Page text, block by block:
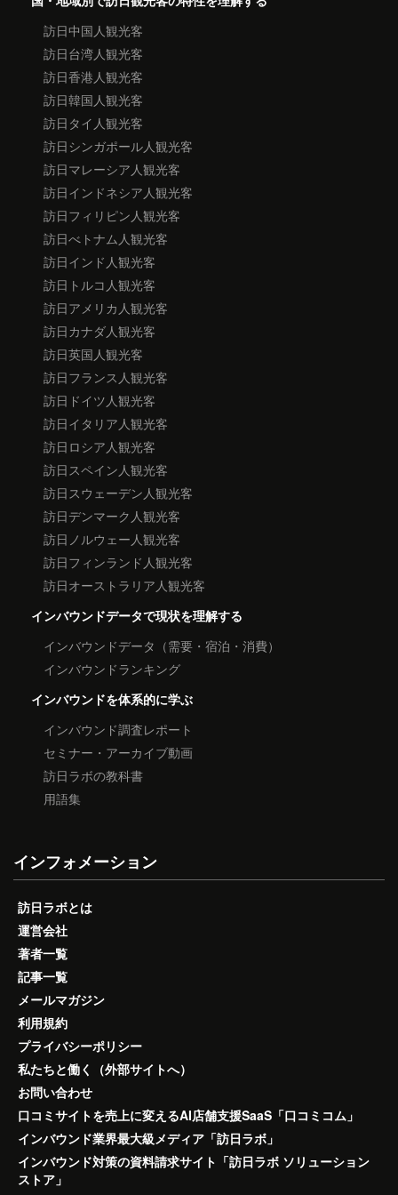
訪日中国人観光客
訪日台湾人観光客
訪日香港人観光客
訪日韓国人観光客
訪日タイ人観光客
訪日シンガポール人観光客
訪日マレーシア人観光客
訪日インドネシア人観光客
訪日フィリピン人観光客
訪日べトナム人観光客
訪日インド人観光客
訪日トルコ人観光客
訪日アメリカ人観光客
訪日カナダ人観光客
訪日英国人観光客
訪日フランス人観光客
訪日ドイツ人観光客
訪日イタリア人観光客
訪日ロシア人観光客
訪日スペイン人観光客
訪日スウェーデン人観光客
訪日デンマーク人観光客
訪日ノルウェー人観光客
訪日フィンランド人観光客
訪日オーストラリア人観光客
インバウンドデータで現状を理解する
インバウンドデータ（需要・宿泊・消費）
インバウンドランキング
インバウンドを体系的に学ぶ
インバウンド調査レポート
セミナー・アーカイブ動画
訪日ラボの教科書
用語集
インフォメーション
訪日ラボとは
運営会社
著者一覧
記事一覧
メールマガジン
利用規約
プライバシーポリシー
私たちと働く（外部サイトへ）
お問い合わせ
口コミサイトを売上に変えるAI店舗支援SaaS「口コミコム」
インバウンド業界最大級メディア「訪日ラボ」
インバウンド対策の資料請求サイト「訪日ラボ ソリューション
ストア」